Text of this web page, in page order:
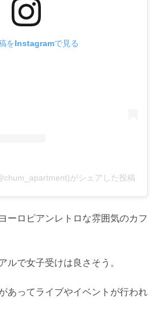
をInstagramで見る
がシェアした投稿
ーロピアンレトロな雰囲気のカフ
ルで女子受けは良さそう。
あってライブやイベントが行われ